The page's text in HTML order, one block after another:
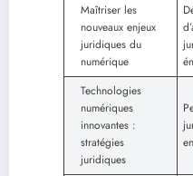
Maîtriser les
nouveaux enjeux
juridiques du
numérique
Technologies
numériques
innovantes :
stratégies
juridiques